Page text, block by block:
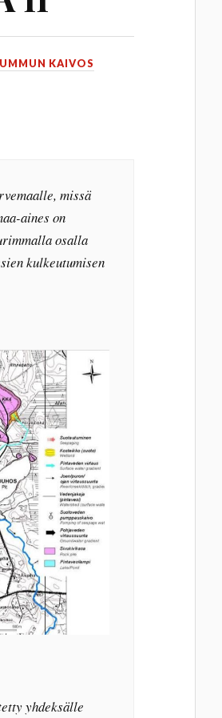
KAIVOS
missä
aines on
osalla
kulkeutumisen
yhdeksälle